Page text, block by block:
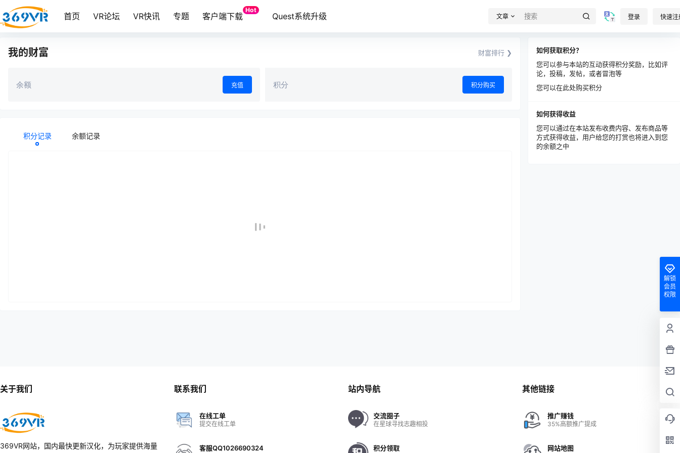
首页 VR论坛 VR快讯 专题 客户端下载
Hot
Quest系统升级 文章 登录 快速注
我的财富 财富排行 ❯
余额 充值 积分 积分购买
积分记录 余额记录
如何获取积分？
您可以参与本站的互动获得积分奖励，比如评
论，投稿，发帖，或者冒泡等
您可以在此处购买积分
如何获得收益
您可以通过在本站发布收费内容、发布商品等
方式获得收益，用户给您的打赏也将进入到您
的余额之中
解锁
会员
权限
关于我们
369VR网站，国内最快更新汉化，为玩家提供海量
联系我们
在线工单
提交在线工单
客服QQ1026690324
站内导航
交流圈子
在星球寻找志趣相投
积分领取
其他链接
推广赚钱
35%高额推广提成
网站地图